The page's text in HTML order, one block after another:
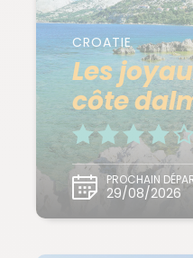
CROATIE
Les
côte
PROCHAIN
29/08/2026